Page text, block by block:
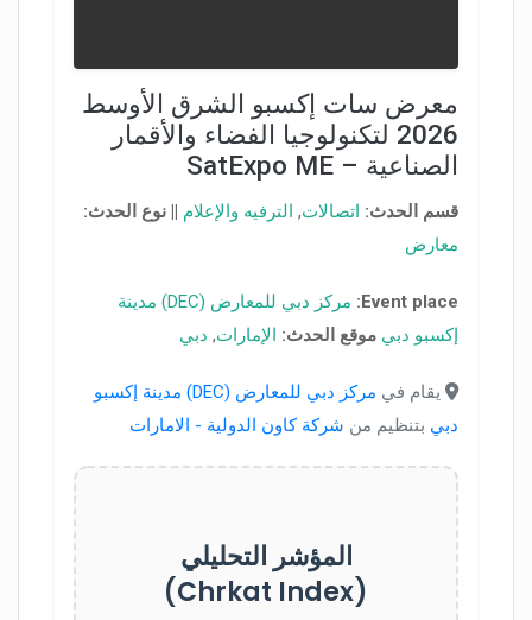
معرض سات إكسبو الشرق الأوسط
2026 لتكنولوجيا الفضاء والأقمار
الصناعية – SatExpo ME
قسم الحدث: اتصالات, الترفيه والإعلام || نوع الحدث:
معارض
Event place:
مركز دبي للمعارض (DEC) مدينة
إكسبو دبي موقع الحدث: الإمارات, دبي
يقام في
مركز دبي للمعارض (DEC) مدينة إكسبو
دبي بتنظيم من شركة كاون الدولية - الامارات
المؤشر التحليلي
(Chrkat Index)